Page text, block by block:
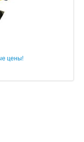
цены!